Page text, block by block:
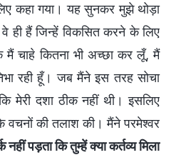
कहा गया। यह सुनकर मुझे थोड़ा
ही हैं जिन्हें विकसित करने के लिए
मैं चाहे कितना भी अच्छा कर लूँ, मैं
रही हूँ। जब मैंने इस तरह सोचा
मेरी दशा ठीक नहीं थी। इसलिए
वचनों की तलाश की। मैंने परमेश्वर
पड़ता कि तुम्हें क्या कर्तव्य मिला